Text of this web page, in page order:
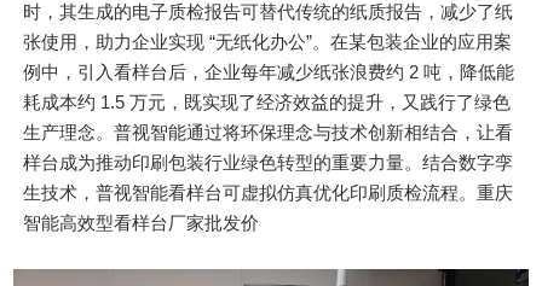
时，其生成的电子质检报告可替代传统的纸质报告，减少了纸
张使用，助力企业实现 “无纸化办公”。在某包装企业的应用案
例中，引入看样台后，企业每年减少纸张浪费约 2 吨，降低能
耗成本约 1.5 万元，既实现了经济效益的提升，又践行了绿色
生产理念。普视智能通过将环保理念与技术创新相结合，让看
样台成为推动印刷包装行业绿色转型的重要力量。结合数字孪
生技术，普视智能看样台可虚拟仿真优化印刷质检流程。重庆
智能高效型看样台厂家批发价